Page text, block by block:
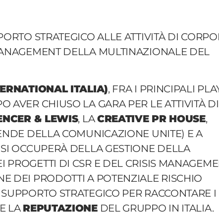
STRATEGICO ALLE ATTIVITÀ DI
DELLA MULTINAZIONALE DEL
ITALIA), FRA I PRINCIPALI
AVER CHIUSO LA GARA PER LE ATTIVITÀ DI
& LEWIS, LACREATIVE PR HOUSE,
DELLA COMUNICAZIONE UNITE) E A
OCCUPERÀ DELLA GESTIONE DELLA
DI CSR E DEL CRISIS
DEI PRODOTTI A POTENZIALE RISCHIO
STRATEGICO PER RACCONTARE I
LA REPUTAZIONEDEL GRUPPO IN ITALIA.